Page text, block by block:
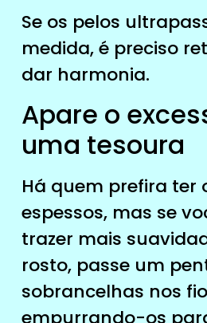
Se os pelos
medida, é preciso
dar harmonia.
Apare o
uma tesoura
Há quem prefira ter
espessos, mas se
trazer mais
rosto, passe um
sobrancelhas nos
empurrando-os